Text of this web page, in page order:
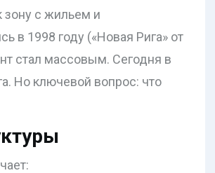
зону с жильем и
в 1998 году («Новая Рига» от
стал массовым. Сегодня в
Но ключевой вопрос: что